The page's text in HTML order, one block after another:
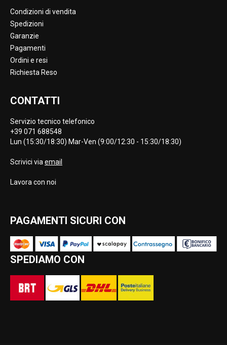
Condizioni di vendita
Spedizioni
Garanzie
Pagamenti
Ordini e resi
Richiesta Reso
CONTATTI
Servizio tecnico telefonico
+39 071 688548
Lun (15:30/18:30) Mar-Ven (9:00/12:30 - 15:30/18:30)
Scrivici via email
Lavora con noi
PAGAMENTI SICURI CON
SPEDIAMO CON